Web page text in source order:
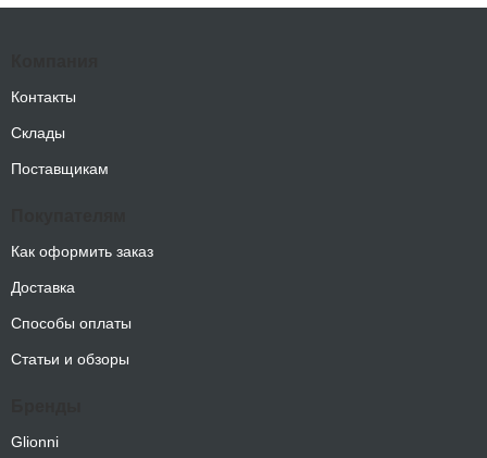
Контакты
Склады
Поставщикам
Как оформить заказ
Доставка
Способы оплаты
Статьи и обзоры
Glionni